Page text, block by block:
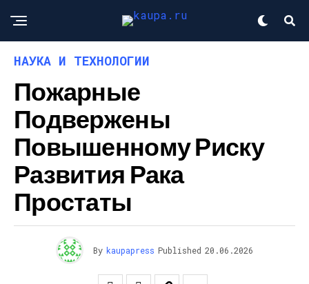
НАУКА И ТЕХНОЛОГИИ
Пожарные
Подвержены
Повышенному Риску
Развития Рака
Простаты
By kaupapress Published 20.06.2026